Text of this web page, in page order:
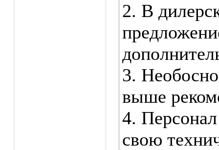
2. В
3.
выше
4.
свою